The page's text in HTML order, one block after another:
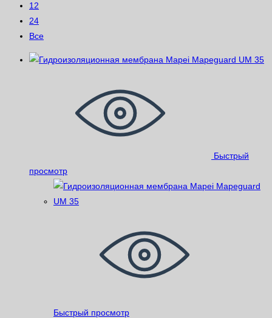
12
24
Все
Быстрый
просмотр
Быстрый просмотр